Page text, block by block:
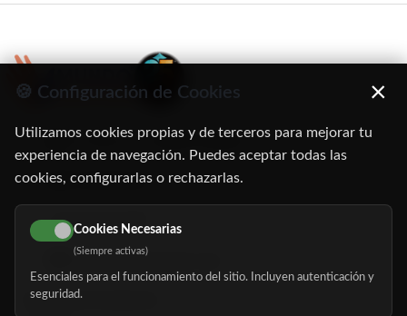
C/ Oruro, 11. 28016 Madrid
91 345 06 26
616 113 103
hola@mundomayor.com
Buscador de residencias
🍪 Configuración de Cookies ×
Utilizamos cookies propias y de terceros para mejorar tu
experiencia de navegación. Puedes aceptar todas las
cookies, configurarlas o rechazarlas.
Cookies Necesarias
(Siempre activas)
Esenciales para el funcionamiento del sitio. Incluyen autenticación y
seguridad.